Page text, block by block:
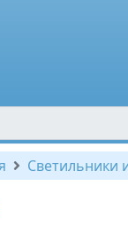
Светильники